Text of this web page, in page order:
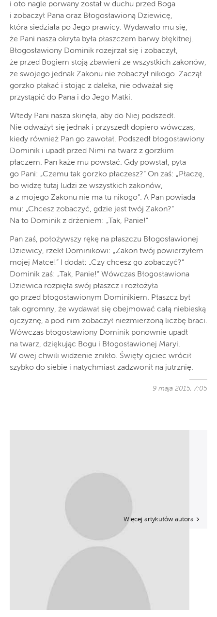
i oto nagle porwany został w duchu przed Boga
i zobaczył Pana oraz Błogosławioną Dziewicę,
która siedziała po Jego prawicy. Wydawało mu się,
że Pani nasza okryta była płaszczem barwy błękitnej.
Błogosławiony Dominik rozejrzał się i zobaczył,
że przed Bogiem stoją zbawieni ze wszystkich zakonów,
ze swojego jednak Zakonu nie zobaczył nikogo. Zaczął
gorzko płakać i stojąc z daleka, nie odważał się
przystąpić do Pana i do Jego Matki.
Wtedy Pani nasza skinęła, aby do Niej podszedł.
Nie odważył się jednak i przyszedł dopiero wówczas,
kiedy również Pan go zawołał. Podszedł błogosławiony
Dominik i upadł przed Nimi na twarz z gorzkim
płaczem. Pan każe mu powstać. Gdy powstał, pyta
go Pani: „Czemu tak gorzko płaczesz?” On zaś: „Płaczę,
bo widzę tutaj ludzi ze wszystkich zakonów,
a z mojego Zakonu nie ma tu nikogo”. A Pan powiada
mu: „Chcesz zobaczyć, gdzie jest twój Zakon?”
Na to Dominik z drżeniem: „Tak, Panie!”
Pan zaś, położywszy rękę na płaszczu Błogosławionej
Dziewicy, rzekł Dominikowi: „Zakon twój powierzyłem
mojej Matce!” I dodał: „Czy chcesz go zobaczyć?”
Dominik zaś: „Tak, Panie!” Wówczas Błogosławiona
Dziewica rozpięła swój płaszcz i rozłożyła
go przed błogosławionym Dominikiem. Płaszcz był
tak ogromny, że wydawał się obejmować całą niebieską
ojczyznę, a pod nim zobaczył niezmierzoną liczbę braci.
Wówczas błogosławiony Dominik ponownie upadł
na twarz, dziękując Bogu i Błogosławionej Maryi.
W owej chwili widzenie znikło. Święty ojciec wrócił
szybko do siebie i natychmiast zadzwonił na jutrznię.
9 maja 2015, 7:05
Więcej artykułów autora